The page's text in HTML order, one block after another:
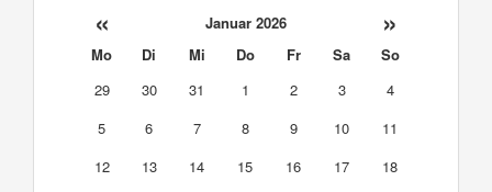
« Januar 2026 »
Mo Di Mi Do Fr Sa
So
29
30 31 1 2 3
4
5
6 7 8 9 10
11
12
13 14 15 16 17
18